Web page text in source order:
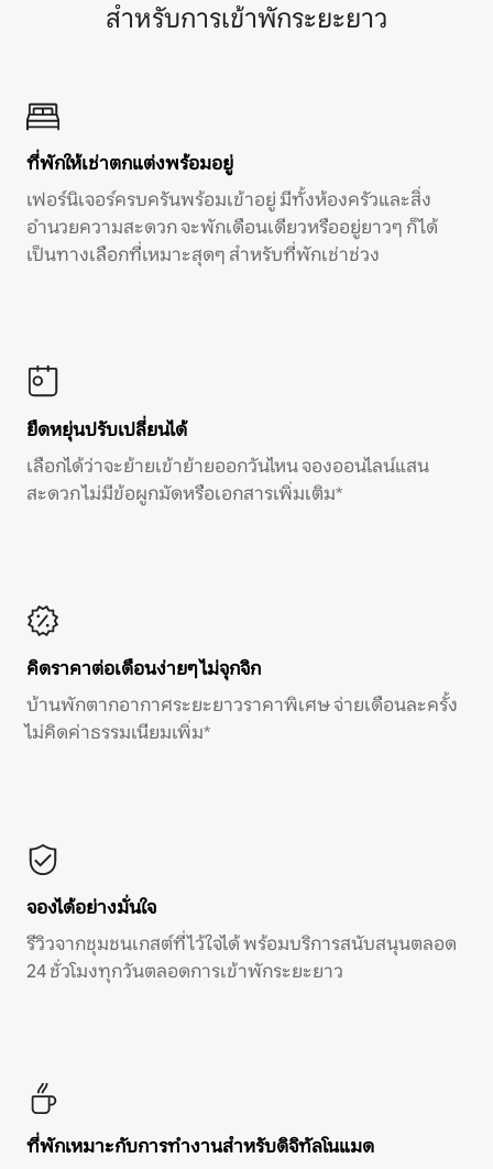
สำหรับการเข้าพักระยะยาว
ที่พักให้เช่าตกแต่งพร้อมอยู่
เฟอร์นิเจอร์ครบครันพร้อมเข้าอยู่ มีทั้งห้องครัวและสิ่ง
อำนวยความสะดวก จะพักเดือนเดียวหรืออยู่ยาวๆ ก็ได้
เป็นทางเลือกที่เหมาะสุดๆ สำหรับที่พักเช่าช่วง
ยืดหยุ่นปรับเปลี่ยนได้
เลือกได้ว่าจะย้ายเข้าย้ายออกวันไหน จองออนไลน์แสน
สะดวก ไม่มีข้อผูกมัดหรือเอกสารเพิ่มเติม*
คิดราคาต่อเดือนง่ายๆ ไม่จุกจิก
บ้านพักตากอากาศระยะยาวราคาพิเศษ จ่ายเดือนละครั้ง
ไม่คิดค่าธรรมเนียมเพิ่ม*
จองได้อย่างมั่นใจ
รีวิวจากชุมชนเกสต์ที่ไว้ใจได้ พร้อมบริการสนับสนุนตลอด
24 ชั่วโมงทุกวันตลอดการเข้าพักระยะยาว
ที่พักเหมาะกับการทำงานสำหรับดิจิทัลโนแมด